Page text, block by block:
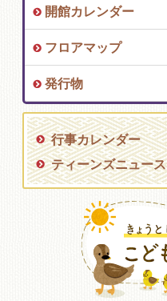
開館カレンダー
フロアマップ
発行物
行事カレンダー
ティーンズニュース